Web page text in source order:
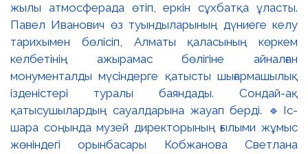
жылы атмосферада өтіп, еркін сұхбатқа ұласты.
Павел Иванович өз туындыларының дүниеге келу
тарихымен бөлісіп, Алматы қаласының көркем
келбетінің ажырамас бөлігіне айналған
монументалды мүсіндерге қатысты шығармашылық
ізденістері туралы баяндады. Сондай-ақ
қатысушылардың сауалдарына жауап берді. 🔹Іс-
шара соңында музей директорының ғылыми жұмыс
жөніндегі орынбасары Кобжанова Светлана